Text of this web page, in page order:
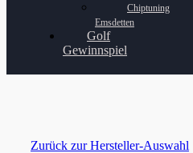
Chiptuning
Emsdetten
Golf
Gewinnspiel
Zurück zur Hersteller-Auswahl